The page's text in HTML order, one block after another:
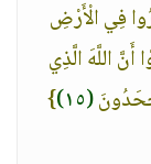
فِي الْأَرْضِ
اللَّهَ الَّذِي
(١٥)
}